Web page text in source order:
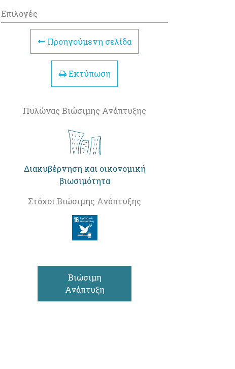
Επιλογές
Προηγούμενη σελίδα
Εκτύπωση
Πυλώνας Βιώσιμης Ανάπτυξης
Διακυβέρνηση και οικονομική
βιωσιμότητα
Στόχοι Βιώσιμης Ανάπτυξης
Βιώσιμη
Ανάπτυξη